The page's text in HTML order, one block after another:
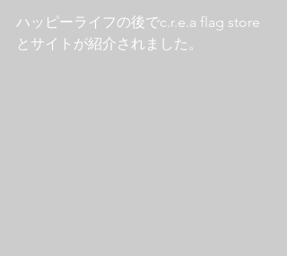
ハッピーライフの後でc.r.e.a flag store
とサイトが紹介されました。